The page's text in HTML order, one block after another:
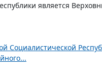
является
Социалистической